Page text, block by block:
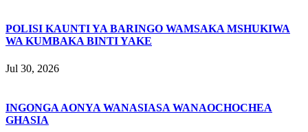
POLISI KAUNTI YA BARINGO WAMSAKA MSHUKIWA
WA KUMBAKA BINTI YAKE
Jul 30, 2026
INGONGA AONYA WANASIASA WANAOCHOCHEA
GHASIA